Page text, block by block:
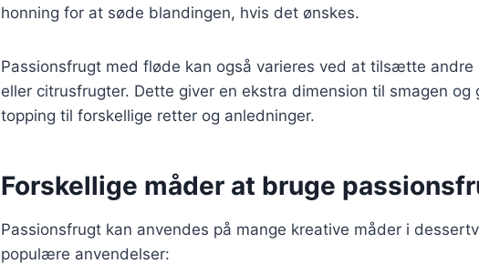
honning for at søde blandingen, hvis det ønskes.
Passionsfrugt med fløde kan også varieres ved at tilsætte andre
eller citrusfrugter. Dette giver en ekstra dimension til smagen
topping til forskellige retter og anledninger.
Forskellige måder at bruge
Passionsfrugt kan anvendes på mange kreative måder i
populære anvendelser: